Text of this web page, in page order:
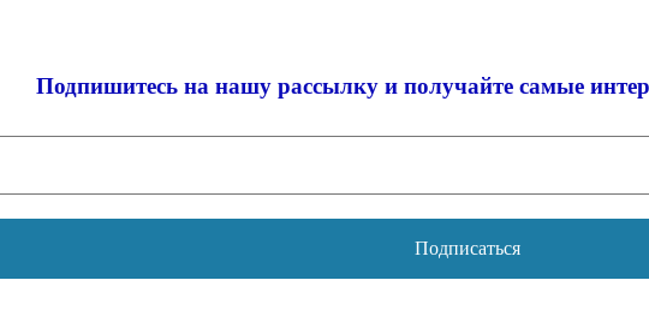
Подпишитесь на нашу рассылку и получайте самые